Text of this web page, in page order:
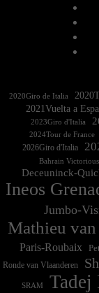
2020Giro de Italia
2021Vuelta a
2023Giro d'Italia
2024Tour de France
2026Giro d'Italia
Bahrain Victorious
Deceuninck-
Ineos
Jumbo-
Mathieu van
Paris-Roubaix
Ronde van Vlaanderen
SRAM Tadej